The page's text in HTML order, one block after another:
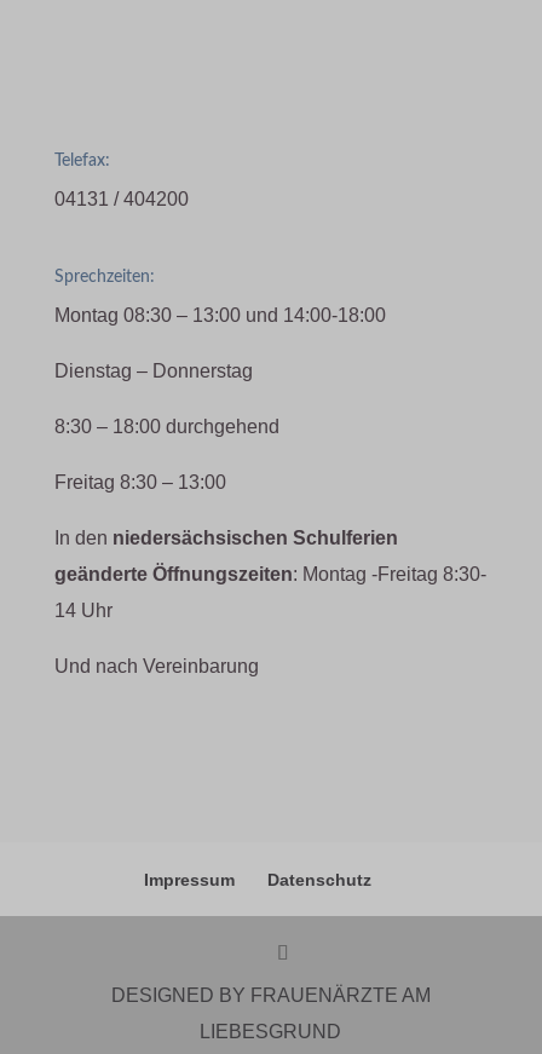
Telefax:
04131 / 404200
Sprechzeiten:
Montag 08:30 – 13:00 und 14:00-18:00
Dienstag – Donnerstag
8:30 – 18:00 durchgehend
Freitag 8:30 – 13:00
In den niedersächsischen Schulferien
geänderte Öffnungszeiten: Montag -Freitag 8:30-
14 Uhr
Und nach Vereinbarung
Impressum Datenschutz
DESIGNED BY FRAUENÄRZTE AM
LIEBESGRUND